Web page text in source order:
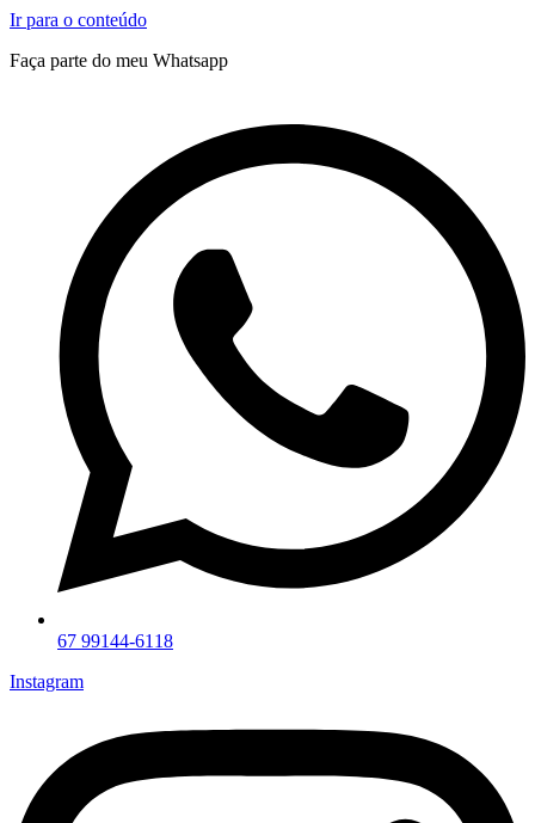
Ir para o conteúdo
Faça parte do meu Whatsapp
67 99144-6118
Instagram